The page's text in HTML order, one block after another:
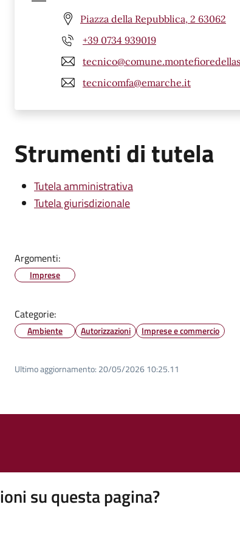
Piazza della Repubblica, 2 63062
+39 0734 939019
tecnicomfa@emarche.it
Strumenti di tutela
Tutela amministrativa
Tutela giurisdizionale
Argomenti:
Imprese
Categorie:
Ambiente Autorizzazioni Imprese e commercio
Ultimo aggiornamento: 20/05/2026 10:25.11
su questa pagina?